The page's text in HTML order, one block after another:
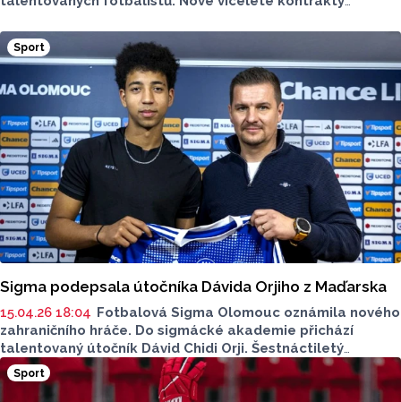
Siegl a Nikola Jadrníček. Klub o tom napsal na svém
webu.
Sport
Sigma podepsala útočníka Dávida Orjiho z Maďarska
15.04.26 18:04 Fotbalová Sigma Olomouc oznámila nového
zahraničního hráče. Do sigmácké akademie přichází
talentovaný útočník Dávid Chidi Orji. Šestnáctiletý
mládežnický reprezentant Maďarska dosud působil
v Györu. Hanácký klub o tom napsal na svém webu.
Sport